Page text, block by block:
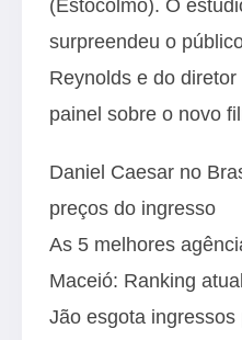
(Estocolmo). O
surpreendeu o
Reynolds e do
painel sobre o novo
Daniel Caesar no
preços do ingresso
As 5 melhores
Maceió: Ranking
Jão esgota